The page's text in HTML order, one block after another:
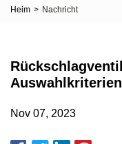
Heim > Nachricht
Auswahlkriterien
Nov 07, 2023